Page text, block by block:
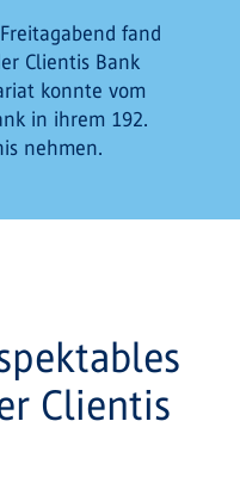
fand
Clientis Bank
konnte vom
in ihrem 192.
nehmen.
Clientis